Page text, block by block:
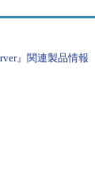
』関連製品情報